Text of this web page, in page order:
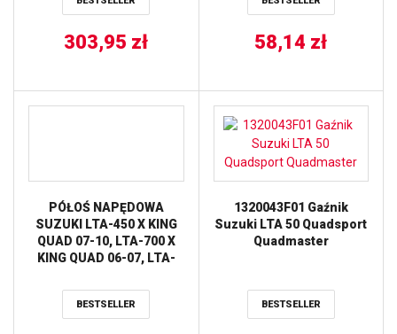
303,95 zł 58,14 zł
PÓŁOŚ NAPĘDOWA
SUZUKI LTA-450 X KING
QUAD 07-10, LTA-700 X
KING QUAD 06-07, LTA-
AB6 STRONG PRZÓD
STRONA LEWA / PRAWA
BESTSELLER
1320043F01 Gaźnik
Suzuki LTA 50 Quadsport
Quadmaster
BESTSELLER